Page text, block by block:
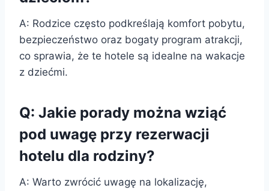
A: Rodzice często podkreślają komfort pobytu,
bezpieczeństwo oraz bogaty program atrakcji,
co sprawia, że te hotele są idealne na wakacje
z dziećmi.
Q: Jakie porady można wziąć
pod uwagę przy rezerwacji
hotelu dla rodziny?
A: Warto zwrócić uwagę na lokalizację,